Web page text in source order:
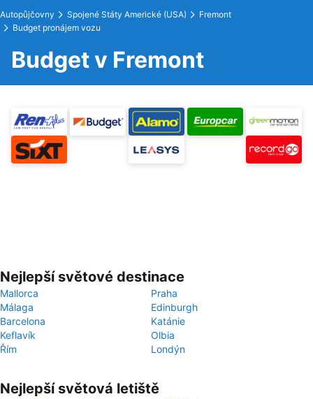
Autopůjčovny Spojené Státy Americké (USA)
Fremont
Budget pronájem vozu
Budget v Fremont
Nejlepší světové destinace
Mallorca
Praha
Málaga
Edinburgh
Barcelona
Katánie
Keflavík
Olbia
Řím
Londýn
Nejlepší světová letiště